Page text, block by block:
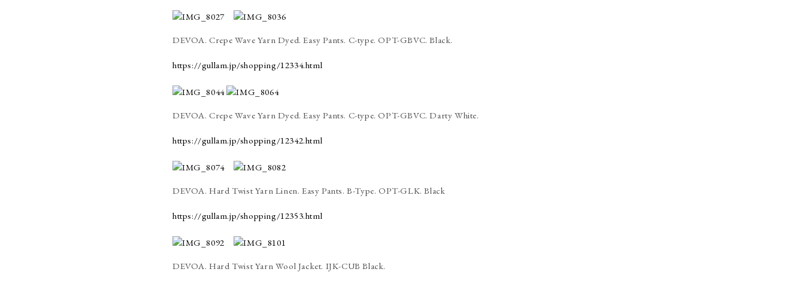
DEVOA. Crepe Wave Yarn Dyed. Easy Pants. C-type. OPT-GBVC. Black.
https://gullam.jp/shopping/12334.html
DEVOA. Crepe Wave Yarn Dyed. Easy Pants. C-type. OPT-GBVC. Darty White.
https://gullam.jp/shopping/12342.html
DEVOA. Hard Twist Yarn Linen. Easy Pants. B-Type. OPT-GLK. Black
https://gullam.jp/shopping/12353.html
DEVOA. Hard Twist Yarn Wool Jacket. IJK-CUB Black.